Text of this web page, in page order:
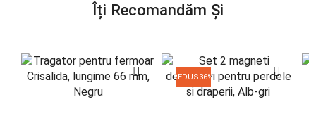
Îți Recomandăm Și
REDUS36%